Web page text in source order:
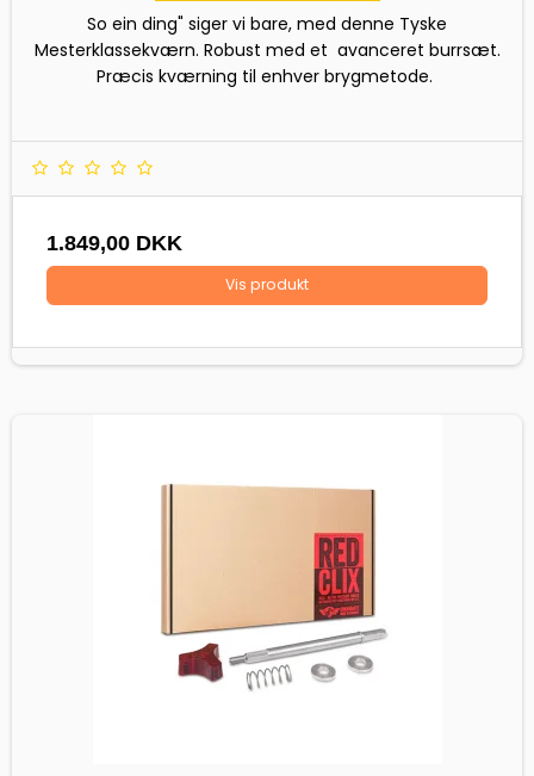
So ein ding" siger vi bare, med denne Tyske
Mesterklassekværn. Robust med et avanceret burrsæt.
Præcis kværning til enhver brygmetode.
1.849,00 DKK
Vis produkt